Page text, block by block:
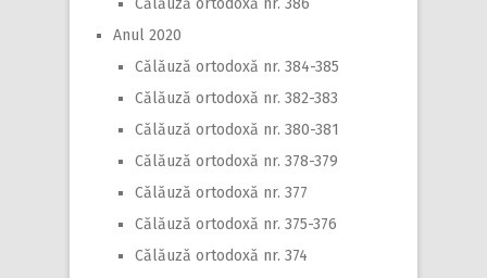
Anul 2020
Călăuză ortodoxă nr. 384-385
Călăuză ortodoxă nr. 382-383
Călăuză ortodoxă nr. 380-381
Călăuză ortodoxă nr. 378-379
Călăuză ortodoxă nr. 377
Călăuză ortodoxă nr. 375-376
Călăuză ortodoxă nr. 374